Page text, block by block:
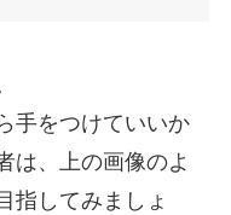
手をつけていいか
は、上の画像のよ
指してみましょ